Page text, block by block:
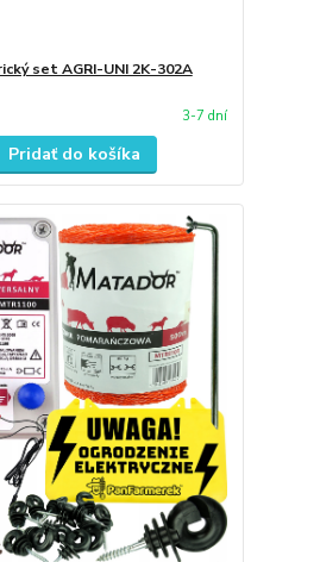
set AGRI-UNI 2K-302A
3-7 dní
Pridať do košíka